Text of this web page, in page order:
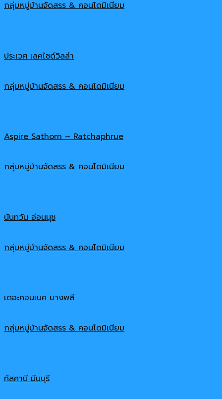
กลุ่มหมู่บ้านจัดสรร & คอนโดมิเนียม
ประเวศ เลคไซด์วิลล่า
กลุ่มหมู่บ้านจัดสรร & คอนโดมิเนียม
Aspire Sathorn – Ratchaphrue
กลุ่มหมู่บ้านจัดสรร & คอนโดมิเนียม
นันทวัน อ่อนนุช
กลุ่มหมู่บ้านจัดสรร & คอนโดมิเนียม
เดอะคอนเนค บางพลี
กลุ่มหมู่บ้านจัดสรร & คอนโดมิเนียม
ทัสคานี มีนบุรี